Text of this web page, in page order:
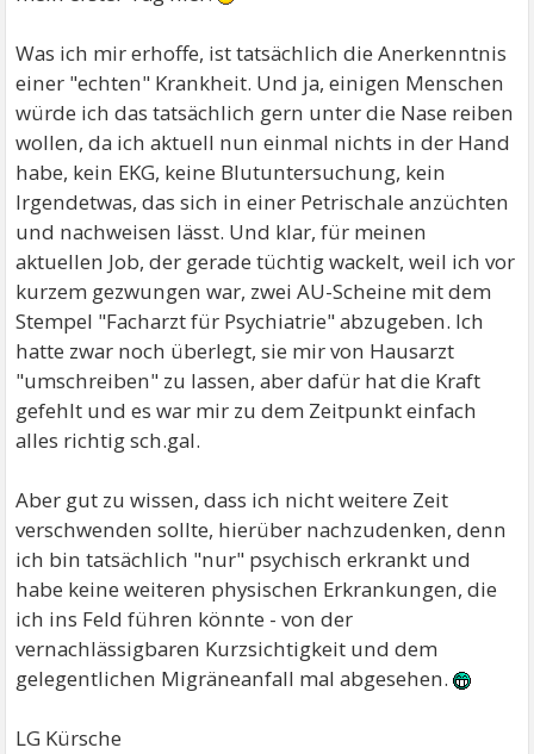
Was ich mir erhoffe, ist tatsächlich die Anerkenntnis
einer "echten" Krankheit. Und ja, einigen Menschen
würde ich das tatsächlich gern unter die Nase reiben
wollen, da ich aktuell nun einmal nichts in der Hand
habe, kein EKG, keine Blutuntersuchung, kein
Irgendetwas, das sich in einer Petrischale anzüchten
und nachweisen lässt. Und klar, für meinen
aktuellen Job, der gerade tüchtig wackelt, weil ich vor
kurzem gezwungen war, zwei AU-Scheine mit dem
Stempel "Facharzt für Psychiatrie" abzugeben. Ich
hatte zwar noch überlegt, sie mir von Hausarzt
"umschreiben" zu lassen, aber dafür hat die Kraft
gefehlt und es war mir zu dem Zeitpunkt einfach
alles richtig sch.gal.
Aber gut zu wissen, dass ich nicht weitere Zeit
verschwenden sollte, hierüber nachzudenken, denn
ich bin tatsächlich "nur" psychisch erkrankt und
habe keine weiteren physischen Erkrankungen, die
ich ins Feld führen könnte - von der
vernachlässigbaren Kurzsichtigkeit und dem
gelegentlichen Migräneanfall mal abgesehen.
LG Kürsche